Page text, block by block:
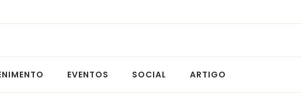
EVENTOS SOCIAL ARTIGO